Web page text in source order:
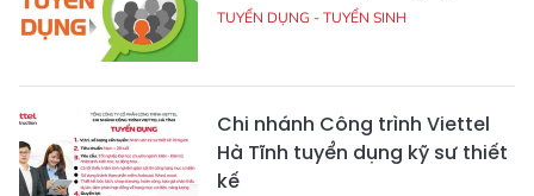
TUYỂN DỤNG - TUYỂN SINH
Chi nhánh Công trình Viettel
Hà Tĩnh tuyển dụng kỹ sư thiết
kế